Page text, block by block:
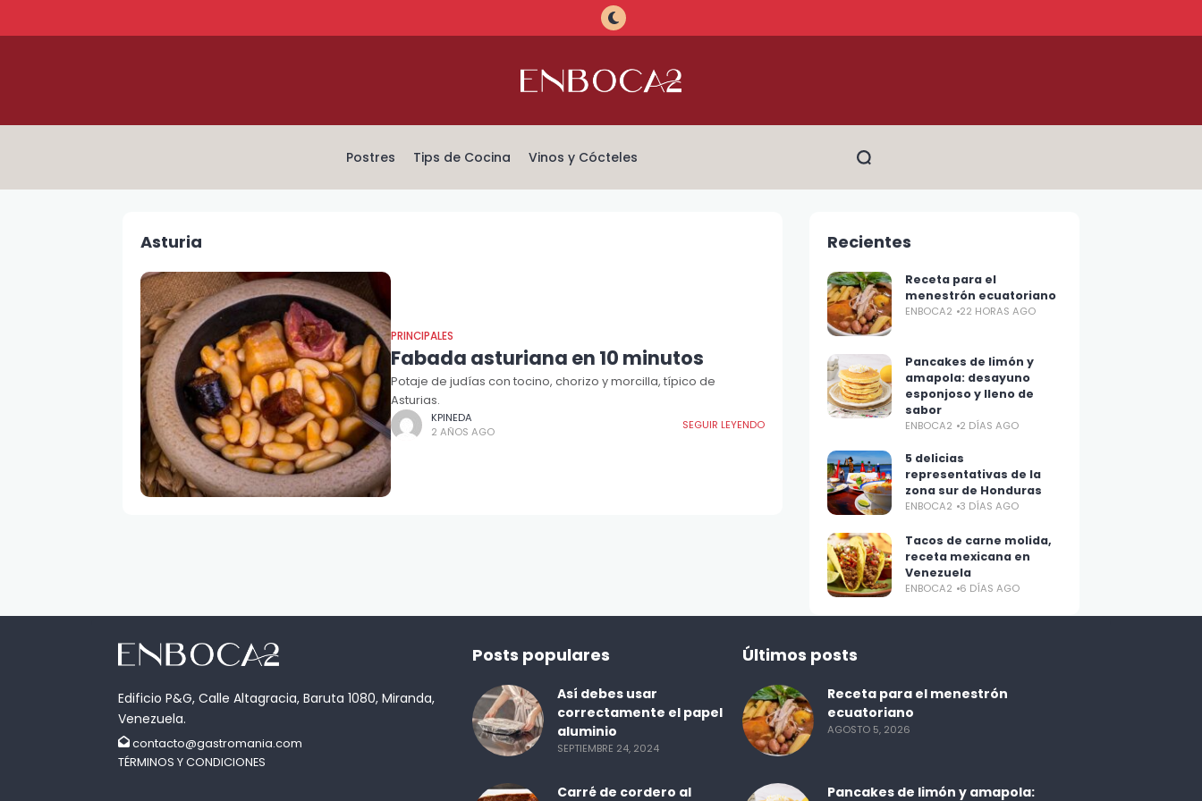
Postres Tips de Cocina Vinos y Cócteles
Asturia
PRINCIPALES
Fabada asturiana en 10 minutos
Potaje de judías con tocino, chorizo y morcilla, típico de
Asturias.
KPINEDA
2 AÑOS AGO
SEGUIR LEYENDO
Recientes
Receta para el
menestrón ecuatoriano
ENBOCA2 22 HORAS AGO
Pancakes de limón y
amapola: desayuno
esponjoso y lleno de
sabor
ENBOCA2 2 DÍAS AGO
5 delicias
representativas de la
zona sur de Honduras
ENBOCA2 3 DÍAS AGO
Tacos de carne molida,
receta mexicana en
Venezuela
ENBOCA2 6 DÍAS AGO
Edificio P&G, Calle Altagracia, Baruta 1080, Miranda,
Venezuela.
contacto@gastromania.com
TÉRMINOS Y CONDICIONES
Posts populares
Así debes usar
correctamente el papel
aluminio
SEPTIEMBRE 24, 2024
Carré de cordero al
Últimos posts
Receta para el menestrón
ecuatoriano
AGOSTO 5, 2026
Pancakes de limón y amapola: